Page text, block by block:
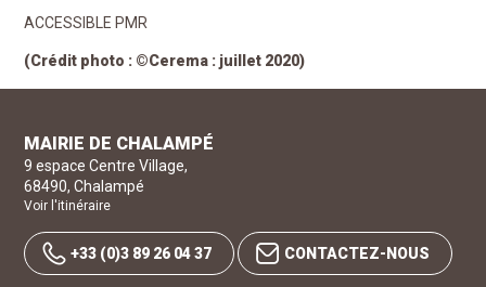
ACCESSIBLE PMR
(Crédit photo : ©Cerema : juillet 2020)
MAIRIE DE CHALAMPÉ
9 espace Centre Village,
68490, Chalampé
Voir l'itinéraire
+33 (0)3 89 26 04 37 CONTACTEZ-NOUS